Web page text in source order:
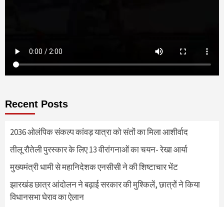
Recent Posts
2036 ओलंपिक संकल्प कांवड़ यात्रा को संतों का मिला आशीर्वाद
तीलू रौतेली पुरस्कार के लिए 13 वीरांगनाओं का चयन- रेखा आर्या
मुख्यमंत्री धामी से महानिदेशक एनसीसी ने की शिष्टाचार भेंट
झारखंड छात्र आंदोलन ने बढ़ाई सरकार की मुश्किलें, छात्रों ने किया
विधानसभा घेराव का ऐलान